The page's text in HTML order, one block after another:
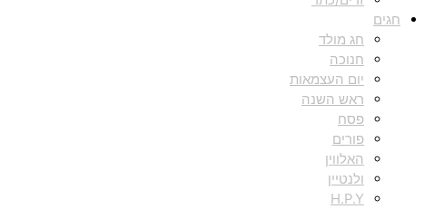
חגים
חג מולד
חנוכה
יום העצמאות
ראש השנה
פסח
פורים
האלווין
ולנטיין
H.P.Y